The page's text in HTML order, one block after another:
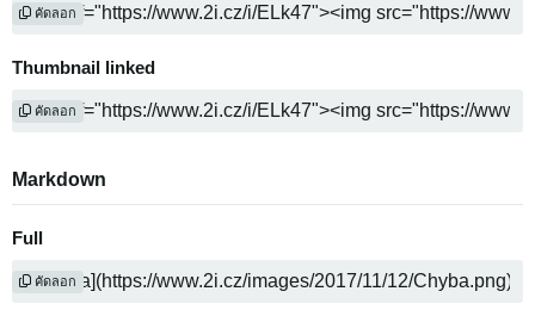
คัดลอก
Thumbnail linked
คัดลอก
Markdown
Full
คัดลอก